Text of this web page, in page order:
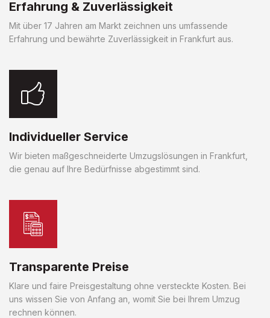
Erfahrung & Zuverlässigkeit
Mit über 17 Jahren am Markt zeichnen uns umfassende
Erfahrung und bewährte Zuverlässigkeit in Frankfurt aus.
Individueller Service
Wir bieten maßgeschneiderte Umzugslösungen in Frankfurt,
die genau auf Ihre Bedürfnisse abgestimmt sind.
Transparente Preise
Klare und faire Preisgestaltung ohne versteckte Kosten. Bei
uns wissen Sie von Anfang an, womit Sie bei Ihrem Umzug
rechnen können.